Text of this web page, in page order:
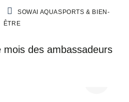
PARRAINAGE
TOUS
SOWAI AQUASPORTS & BIEN-
ÊTRE
des ambassadeurs